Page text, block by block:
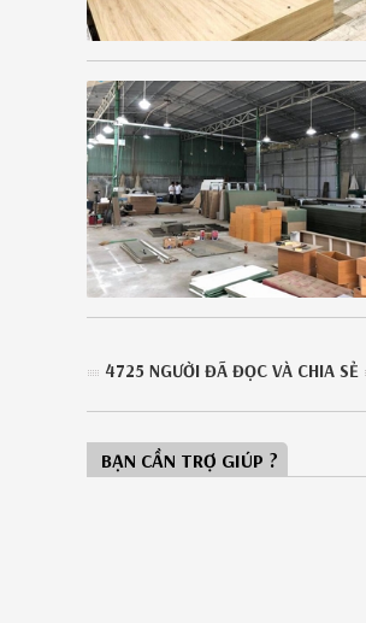
4725 NGƯỜI ĐÃ ĐỌC VÀ CHIA SẺ
BẠN CẦN TRỢ GIÚP ?